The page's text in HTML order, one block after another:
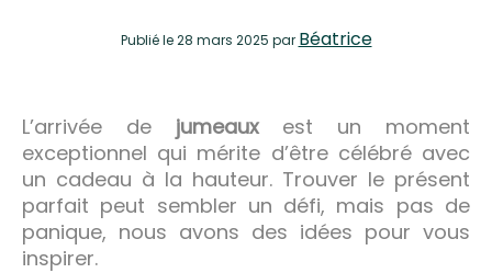
Publiéle 28 mars 2025 par Béatrice
L’arrivée de jumeauxest un moment
exceptionnel qui mérite d’être célébré avec
un cadeau à la hauteur. Trouver le présent
parfait peut sembler un défi, mais pas de
panique, nous avons des idées pour vous
inspirer.